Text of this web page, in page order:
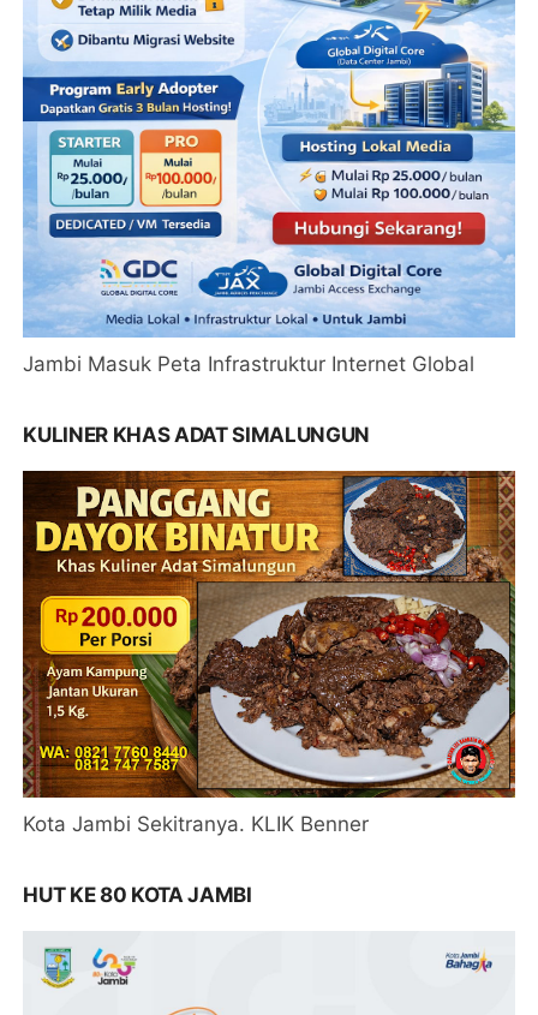
Jambi Masuk Peta Infrastruktur Internet Global
KULINER KHAS ADAT SIMALUNGUN
Kota Jambi Sekitranya. KLIK Benner
HUT KE 80 KOTA JAMBI